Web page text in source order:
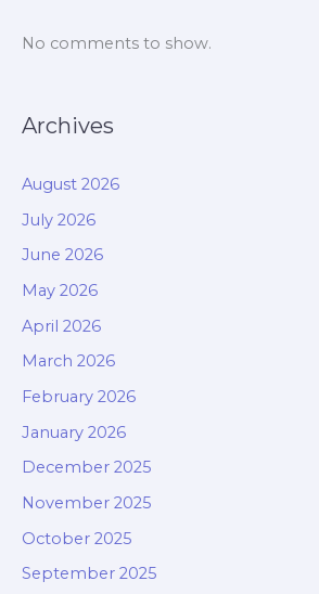
No comments to show.
Archives
August 2026
July 2026
June 2026
May 2026
April 2026
March 2026
February 2026
January 2026
December 2025
November 2025
October 2025
September 2025